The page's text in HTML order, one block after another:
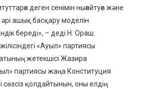
деген сенімін нығайтуға және
ашық басқару моделін
береді», – деді Н. Ораш.
«Ауыл» партиясы
жетекшісі Жазира
партиясы жаңа Конституция
қолдайтынын, оны елдің